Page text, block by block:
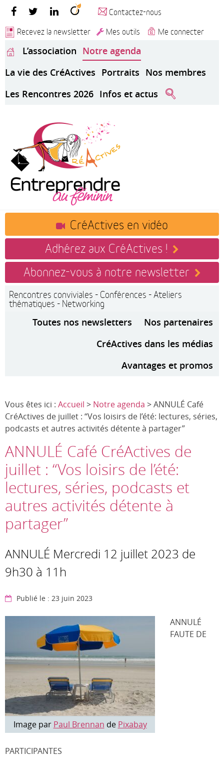
Contactez-nous
Recevez la newsletter
Mes outils Me connecter
L’association Notre agenda
La vie des CréActives Portraits Nos membres
Les Rencontres 2026 Infos et actus
CréActives en vidéo
Adhérez aux CréActives !
Abonnez-vous à notre newsletter
Rencontres conviviales - Conférences - Ateliers
thématiques - Networking
Toutes nos newsletters
Nos partenaires
CréActives dans les médias
Avantages et promos
Vous êtes ici : Accueil > Notre agenda > ANNULÉ Café
CréActives de juillet : “Vos loisirs de l’été: lectures, séries,
podcasts et autres activités détente à partager”
ANNULÉ Café CréActives de
juillet : “Vos loisirs de l’été:
lectures, séries, podcasts et
autres activités détente à
partager”
ANNULÉ Mercredi 12 juillet 2023 de
9h30 à 11h
Publié le : 23 juin 2023
Image par Paul Brennan de Pixabay
ANNULÉ
FAUTE DE
PARTICIPANTES